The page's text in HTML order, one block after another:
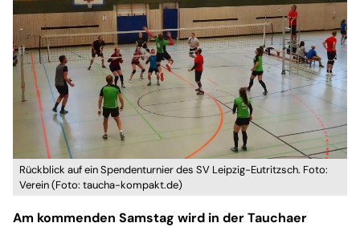
Rückblick auf ein Spendenturnier des SV Leipzig-Eutritzsch. Foto:
Verein (Foto: taucha-kompakt.de)
Am kommenden Samstag wird in der Tauchaer